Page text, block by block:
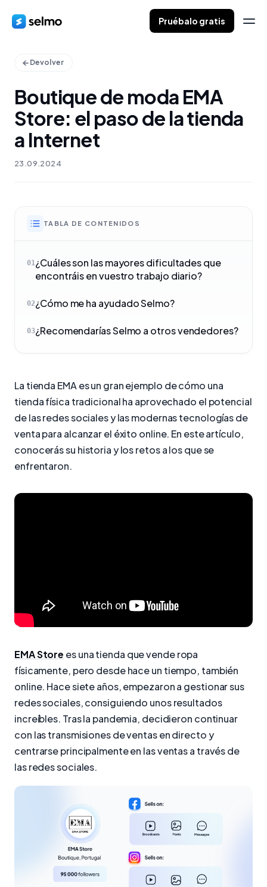
Pruébalo gratis
Devolver
Boutique de moda EMA
Store: el paso de la tienda
a Internet
23.09.2024
TABLA DE CONTENIDOS
01¿Cuáles son las mayores dificultades que
encontráis en vuestro trabajo diario?
02¿Cómo me ha ayudado Selmo?
03¿Recomendarías Selmo a otros vendedores?
La tienda EMA es un gran ejemplo de cómo una
tienda física tradicional ha aprovechado el potencial
de las redes sociales y las modernas tecnologías de
venta para alcanzar el éxito online. En este artículo,
conocerás su historia y los retos a los que se
enfrentaron.
EMA Store es una tienda que vende ropa
físicamente, pero desde hace un tiempo, también
online. Hace siete años, empezaron a gestionar sus
redes sociales, consiguiendo unos resultados
increíbles. Tras la pandemia, decidieron continuar
con las transmisiones de ventas en directo y
centrarse principalmente en las ventas a través de
las redes sociales.